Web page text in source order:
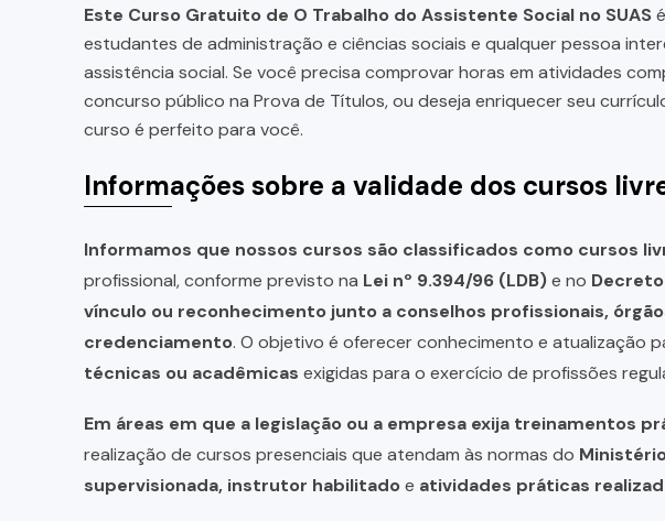
Este Curso Gratuito de O Trabalho do Assistente Social no SUAS
estudantes de administração e ciências sociais e qualquer pessoa
assistência social. Se você precisa comprovar horas em atividades
concurso público na Prova de Títulos, ou deseja enriquecer seu
curso é perfeito para você.
Informações sobre a validade dos cursos
Informamos que nossos cursos são classificados como cursos
profissional, conforme previsto na Lei nº 9.394/96 (LDB)e no
vínculo ou reconhecimento junto a conselhos profissionais,
credenciamento. O objetivo é oferecer conhecimento e atualização
técnicas ou acadêmicas exigidas para o exercício de profissões
Em áreas em que a legislação ou a empresa exija treinamentos
realização de cursos presenciais que atendam às normas do
supervisionada, instrutor habilitadoe atividades práticas